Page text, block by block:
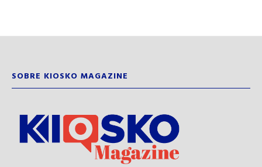
SOBRE KIOSKO MAGAZINE